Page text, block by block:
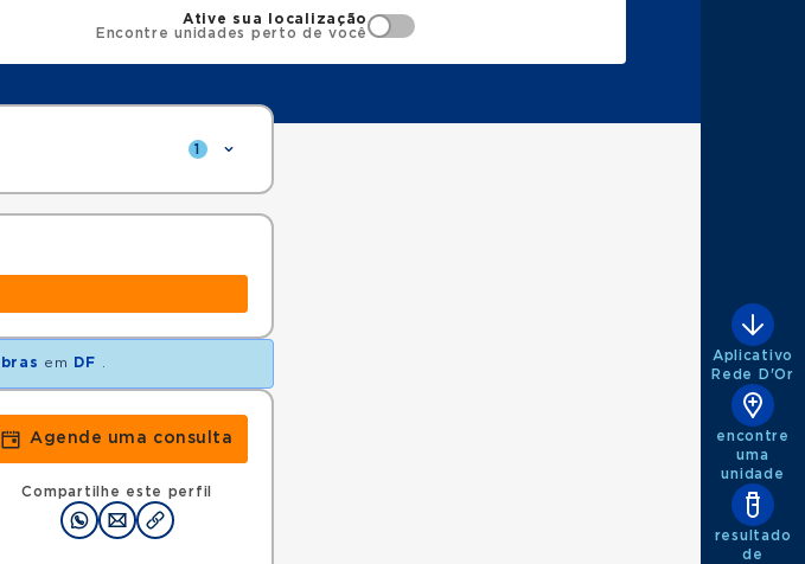
Ative sua localização
Encontre unidades perto de você
1
em DF
Agende uma consulta
Compartilhe este perfil
Aplicativo
Rede D'Or
encontre
uma
unidade
resultado
de